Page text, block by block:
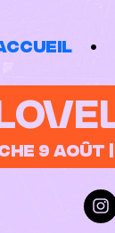
9 août |